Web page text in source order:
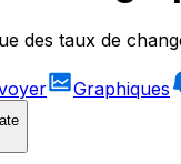
des taux de
Graphiques